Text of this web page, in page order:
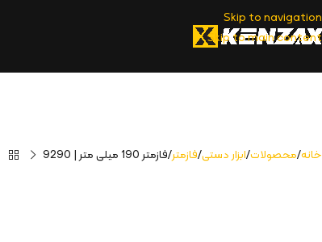
Skip to navigation
Skip to main content
خانه محصولات ابزار دستی فازمتر فازمتر 190 میلی متر | 9290